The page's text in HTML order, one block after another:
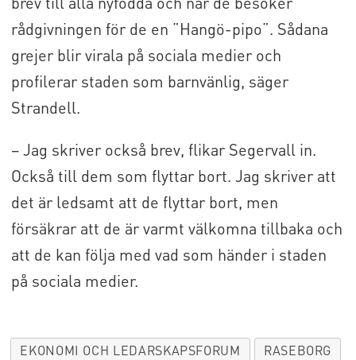
rådgivningen för de en ”Hangö-pipo”. Sådana
grejer blir virala på sociala medier och
profilerar staden som barnvänlig, säger
Strandell.
– Jag skriver också brev, flikar Segervall in.
Också till dem som flyttar bort. Jag skriver att
det är ledsamt att de flyttar bort, men
försäkrar att de är varmt välkomna tillbaka och
att de kan följa med vad som händer i staden
på sociala medier.
EKONOMI OCH LEDARSKAPSFORUM
RASEBORG